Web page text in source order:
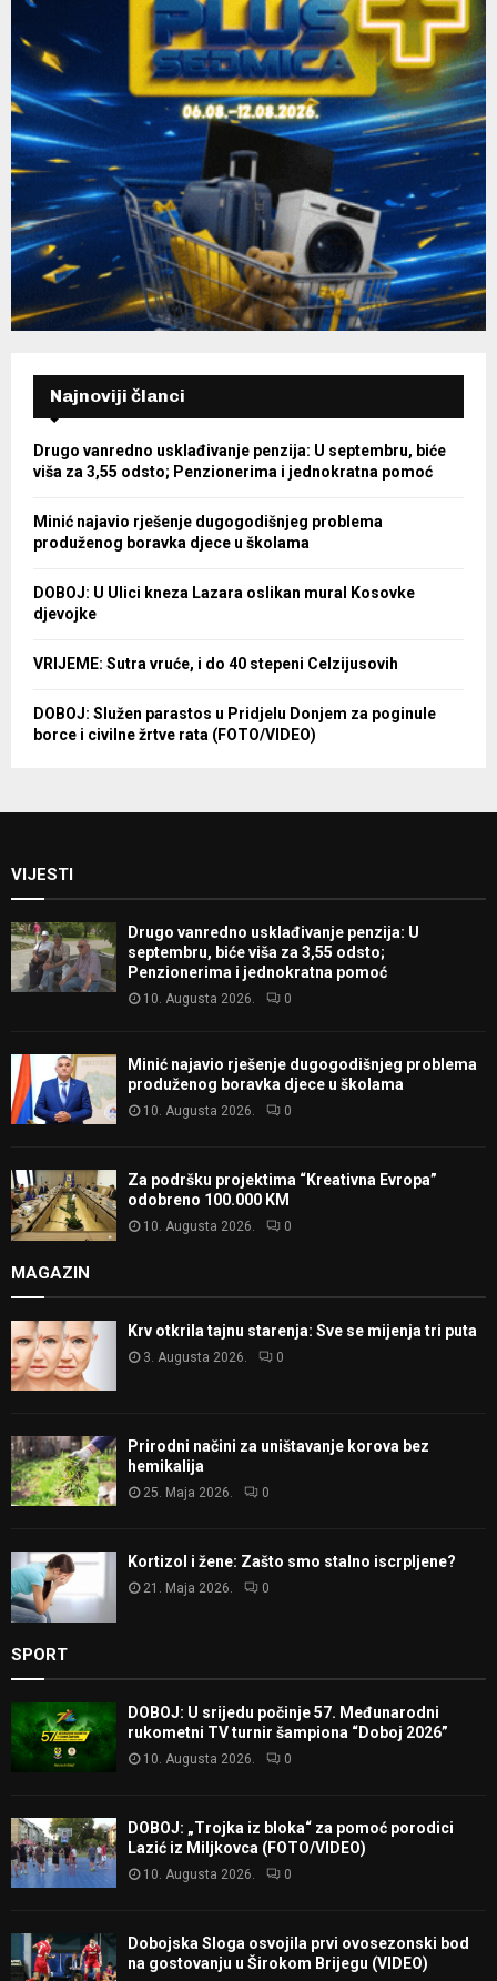
Najnoviji članci
Drugo vanredno usklađivanje penzija: U septembru, biće
viša za 3,55 odsto; Penzionerima i jednokratna pomoć
Minić najavio rješenje dugogodišnjeg problema
produženog boravka djece u školama
DOBOJ: U Ulici kneza Lazara oslikan mural Kosovke
djevojke
VRIJEME: Sutra vruće, i do 40 stepeni Celzijusovih
DOBOJ: Služen parastos u Pridjelu Donjem za poginule
borce i civilne žrtve rata (FOTO/VIDEO)
VIJESTI
Drugo vanredno usklađivanje penzija: U
septembru, biće viša za 3,55 odsto;
Penzionerima i jednokratna pomoć
10. Augusta 2026. 0
Minić najavio rješenje dugogodišnjeg problema
produženog boravka djece u školama
10. Augusta 2026. 0
Za podršku projektima “Kreativna Evropa”
odobreno 100.000 KM
10. Augusta 2026. 0
MAGAZIN
Krv otkrila tajnu starenja: Sve se mijenja tri puta
3. Augusta 2026. 0
Prirodni načini za uništavanje korova bez
hemikalija
25. Maja 2026. 0
Kortizol i žene: Zašto smo stalno iscrpljene?
21. Maja 2026. 0
SPORT
DOBOJ: U srijedu počinje 57. Međunarodni
rukometni TV turnir šampiona “Doboj 2026”
10. Augusta 2026. 0
DOBOJ: „Trojka iz bloka“ za pomoć porodici
Lazić iz Miljkovca (FOTO/VIDEO)
10. Augusta 2026. 0
Dobojska Sloga osvojila prvi ovosezonski bod
na gostovanju u Širokom Brijegu (VIDEO)